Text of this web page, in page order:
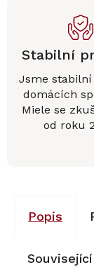
Stabilní
Jsme stabilní
domácích
Miele se
od roku
Popis